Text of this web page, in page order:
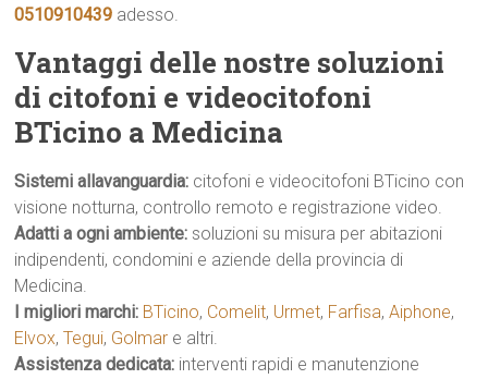
0510910439 adesso.
Vantaggi delle nostre soluzioni
di citofoni e videocitofoni
BTicino a Medicina
Sistemi allavanguardia: citofoni e videocitofoni BTicino con
visione notturna, controllo remoto e registrazione video.
Adatti a ogni ambiente: soluzioni su misura per abitazioni
indipendenti, condomini e aziende della provincia di
Medicina.
I migliori marchi: BTicino, Comelit, Urmet, Farfisa,Aiphone,
Elvox,Tegui, Golmar e altri.
Assistenza dedicata: interventi rapidi e manutenzione